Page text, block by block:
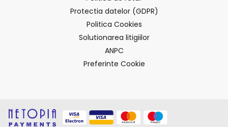
Protectia datelor (GDPR)
Politica Cookies
Solutionarea litigiilor
ANPC
Preferinte Cookie